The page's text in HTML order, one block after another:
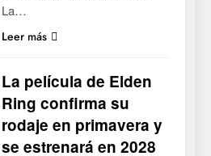
La…
Leer más
La película de Elden
Ring confirma su
rodaje en primavera y
se estrenará en 2028